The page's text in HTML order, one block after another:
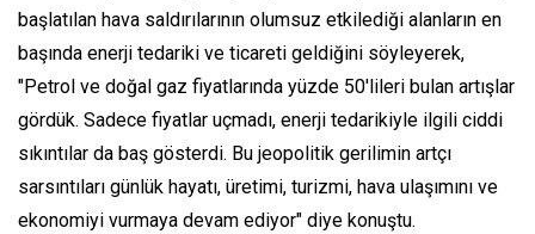
başlatılan hava saldırılarının olumsuz etkilediği alanların en
başında enerji tedariki ve ticareti geldiğini söyleyerek,
"Petrol ve doğal gaz fiyatlarında yüzde 50'lileri bulan artışlar
gördük. Sadece fiyatlar uçmadı, enerji tedarikiyle ilgili ciddi
sıkıntılar da baş gösterdi. Bu jeopolitik gerilimin artçı
sarsıntıları günlük hayatı, üretimi, turizmi, hava ulaşımını ve
ekonomiyi vurmaya devam ediyor" diye konuştu.